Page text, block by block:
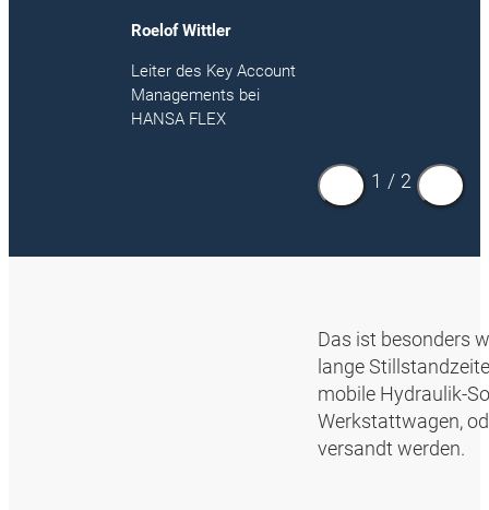
Roelof Wittler
Leiter des Key Account
Managements bei
HANSA FLEX
1 / 2
Das ist besonders
lange
mobile Hydraulik-
Werkstattwagen,
versandt werden.